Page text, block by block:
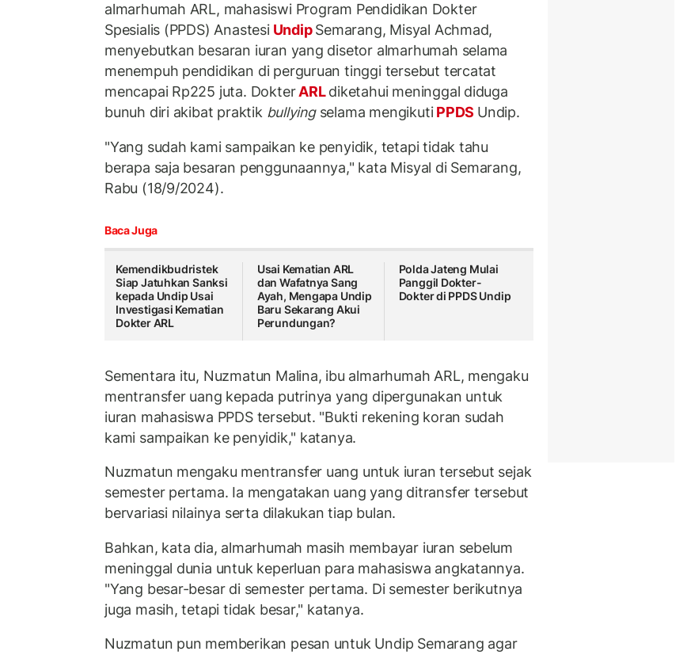
almarhumah ARL, mahasiswi Program Pendidikan Dokter
Spesialis (PPDS) AnastesiUndipSemarang, Misyal Achmad,
menyebutkan besaran iuran yang disetor almarhumah selama
menempuh pendidikan di perguruan tinggi tersebut tercatat
mencapai Rp225 juta. DokterARLdiketahui meninggal diduga
bunuh diri akibat praktik bullyingselama mengikutiPPDS Undip.
"Yang sudah kami sampaikan ke penyidik, tetapi tidak tahu
berapa saja besaran penggunaannya," kata Misyal di Semarang,
Rabu (18/9/2024).
Baca Juga
Kemendikbudristek
Siap Jatuhkan Sanksi
kepada Undip Usai
Investigasi Kematian
Dokter ARL
Usai Kematian ARL
dan Wafatnya Sang
Ayah, Mengapa Undip
Baru Sekarang Akui
Perundungan?
Polda Jateng Mulai
Panggil Dokter-
Dokter di PPDS Undip
Sementara itu, Nuzmatun Malina, ibu almarhumah ARL, mengaku
mentransfer uang kepada putrinya yang dipergunakan untuk
iuran mahasiswa PPDS tersebut. "Bukti rekening koran sudah
kami sampaikan ke penyidik," katanya.
Nuzmatun mengaku mentransfer uang untuk iuran tersebut sejak
semester pertama. Ia mengatakan uang yang ditransfer tersebut
bervariasi nilainya serta dilakukan tiap bulan.
Bahkan, kata dia, almarhumah masih membayar iuran sebelum
meninggal dunia untuk keperluan para mahasiswa angkatannya.
"Yang besar-besar di semester pertama. Di semester berikutnya
juga masih, tetapi tidak besar," katanya.
Nuzmatun pun memberikan pesan untuk Undip Semarang agar